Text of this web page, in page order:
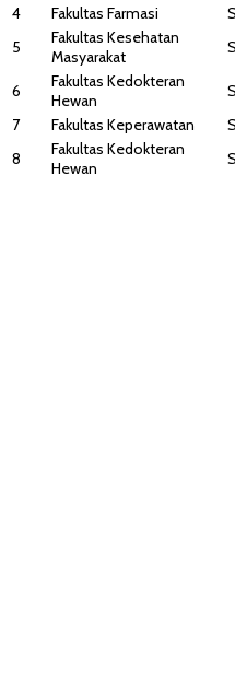
4
Fakultas Farmasi
5
Fakultas Kesehatan
Masyarakat
6
Fakultas Kedokteran
Hewan
7
Fakultas Keperawatan
8
Fakultas Kedokteran
Hewan